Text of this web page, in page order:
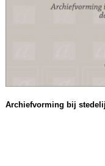
Archiefvorming bij